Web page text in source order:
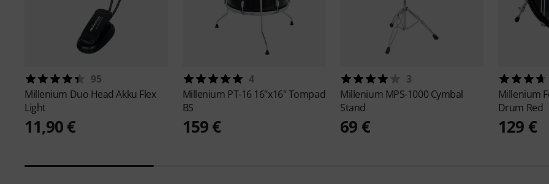
95
Millenium Duo Head Akku Flex
Light
11,90 €
4
Millenium PT-16 16"x16" Tompad
BS
159 €
3
Millenium MPS-1000 Cymbal
Stand
69 €
Millenium
Drum Red
129 €